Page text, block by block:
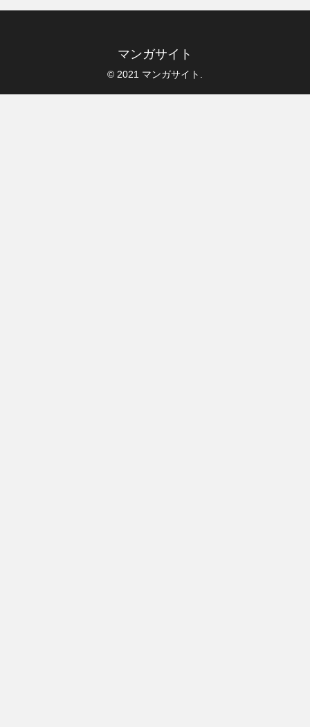
マンガサイト
© 2021 マンガサイト.